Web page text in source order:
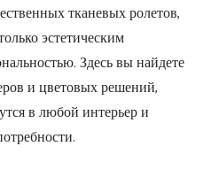
тканевых ролетов,
эстетическим
Здесь вы найдете
и цветовых решений,
в любой интерьер и